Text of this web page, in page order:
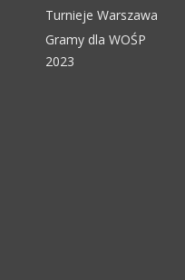
Turnieje Warszawa
Gramy dla WOŚP
2023